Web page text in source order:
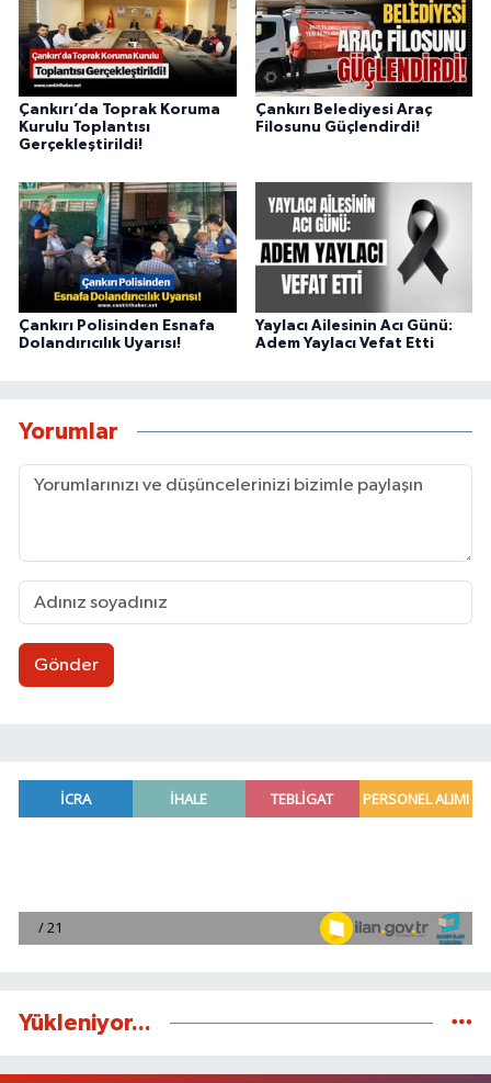
Çankırı’da Toprak Koruma
Kurulu Toplantısı
Gerçekleştirildi!
Çankırı Belediyesi Araç
Filosunu Güçlendirdi!
Çankırı Polisinden Esnafa
Dolandırıcılık Uyarısı!
Yaylacı Ailesinin Acı Günü:
Adem Yaylacı Vefat Etti
Yorumlar
Gönder
Yükleniyor...